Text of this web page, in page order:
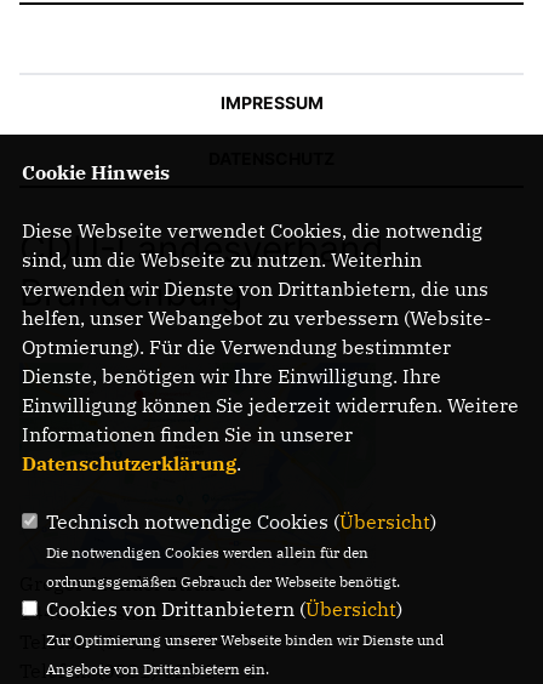
IMPRESSUM
CDU-Landesverband
Brandenburg
Gregor-Mendel-Straße 3
14469 Potsdam
Telefon: (0331) 620 14 - 0
Telefax: (0331) 620 14 - 14
Cookie Hinweis
Diese Webseite verwendet Cookies, die notwendig
sind, um die Webseite zu nutzen. Weiterhin
verwenden wir Dienste von Drittanbietern, die uns
helfen, unser Webangebot zu verbessern (Website-
Optmierung). Für die Verwendung bestimmter
Dienste, benötigen wir Ihre Einwilligung. Ihre
Einwilligung können Sie jederzeit widerrufen. Weitere
Informationen finden Sie in unserer
Datenschutzerklärung.
Technisch notwendige Cookies (Übersicht)
Die notwendigen Cookies werden allein für den
ordnungsgemäßen Gebrauch der Webseite benötigt.
Cookies von Drittanbietern (Übersicht)
Zur Optimierung unserer Webseite binden wir Dienste und
Angebote von Drittanbietern ein.